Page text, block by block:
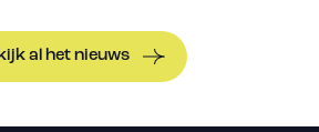
al het nieuws